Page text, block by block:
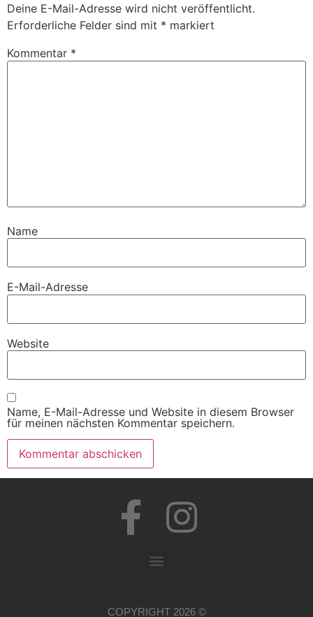
Deine E-Mail-Adresse wird nicht veröffentlicht.
Erforderliche Felder sind mit * markiert
Kommentar *
Name
E-Mail-Adresse
Website
Name, E-Mail-Adresse und Website in diesem Browser
für meinen nächsten Kommentar speichern.
COPYRIGHT 2026 ©